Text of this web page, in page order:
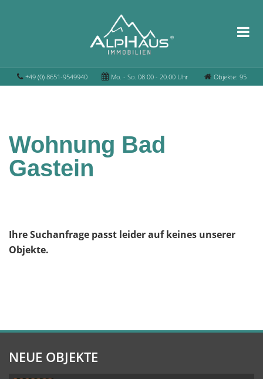
+49 (0) 8651-9549940 Mo. - So. 08.00 - 20.00 Uhr Objekte: 95
Wohnung Bad
Gastein
Ihre Suchanfrage passt leider auf keines unserer
Objekte.
NEUE OBJEKTE